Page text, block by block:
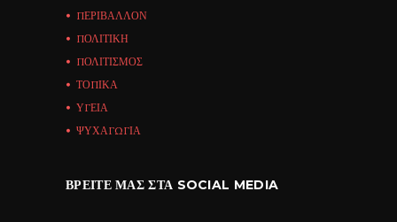
ΠΕΡΙΒΑΛΛΟΝ
ΠΟΛΙΤΙΚΗ
ΠΟΛΙΤΙΣΜΟΣ
ΤΟΠΙΚΑ
ΥΓΕΙΑ
ΨΥΧΑΓΩΓΙΑ
ΒΡΕΊΤΕ ΜΑΣ ΣΤΑ SOCIAL MEDIA